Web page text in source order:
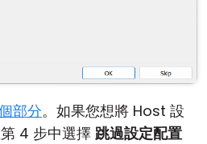
部分。如果您想將 Host 設
4 步中選擇 跳過設定配置